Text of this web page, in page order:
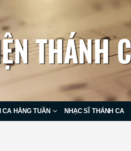
CA HẰNG TUẦN NHẠC SĨ THÁNH CA